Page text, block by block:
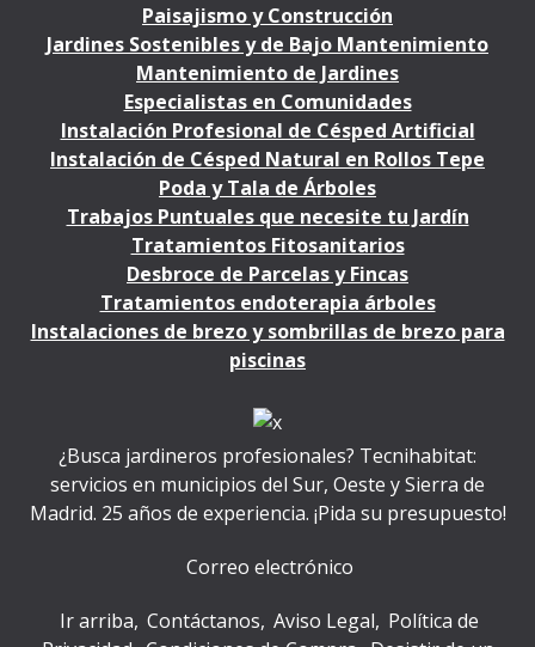
Paisajismo y Construcción
Jardines Sostenibles y de Bajo Mantenimiento
Mantenimiento de Jardines
Especialistas en Comunidades
Instalación Profesional de Césped Artificial
Instalación de Césped Natural en Rollos Tepe
Poda y Tala de Árboles
Trabajos Puntuales que necesite tu Jardín
Tratamientos Fitosanitarios
Desbroce de Parcelas y Fincas
Tratamientos endoterapia árboles
Instalaciones de brezo y sombrillas de brezo para
piscinas
¿Busca jardineros profesionales? Tecnihabitat:
servicios en municipios del Sur, Oeste y Sierra de
Madrid. 25 años de experiencia. ¡Pida su presupuesto!
Correo electrónico
Ir arriba Contáctanos Aviso Legal Política de